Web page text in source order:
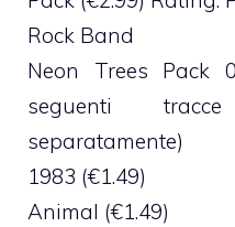
Rock Band
Neon Trees Pack
seguenti
separatamente)
1983 (€1.49)
Animal (€1.49)